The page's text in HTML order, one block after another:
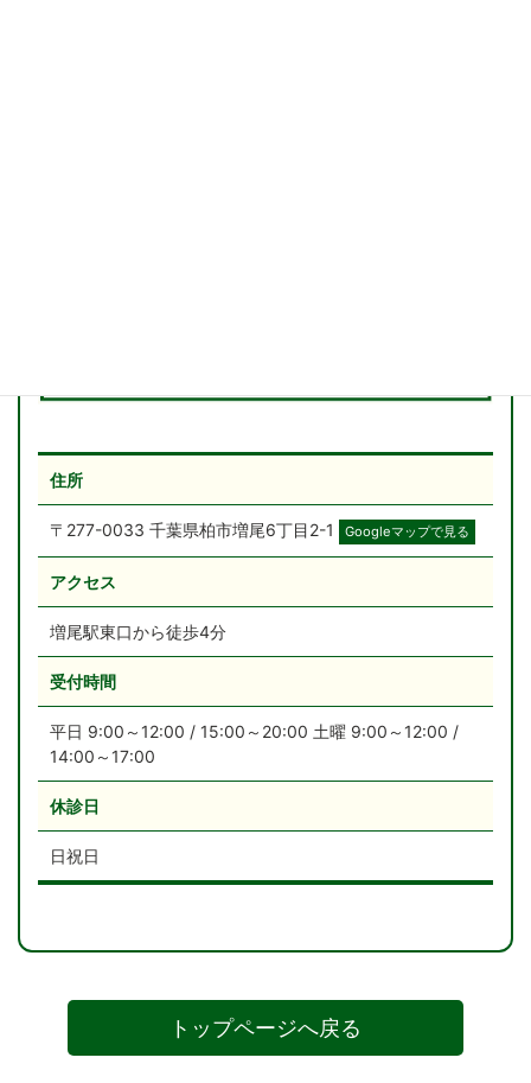
住所
〒277-0033 千葉県柏市増尾6丁目2-1 Googleマップで見る
アクセス
増尾駅東口から徒歩4分
受付時間
平日 9:00～12:00 / 15:00～20:00 土曜 9:00～12:00 /
14:00～17:00
休診日
日祝日
トップページへ戻る